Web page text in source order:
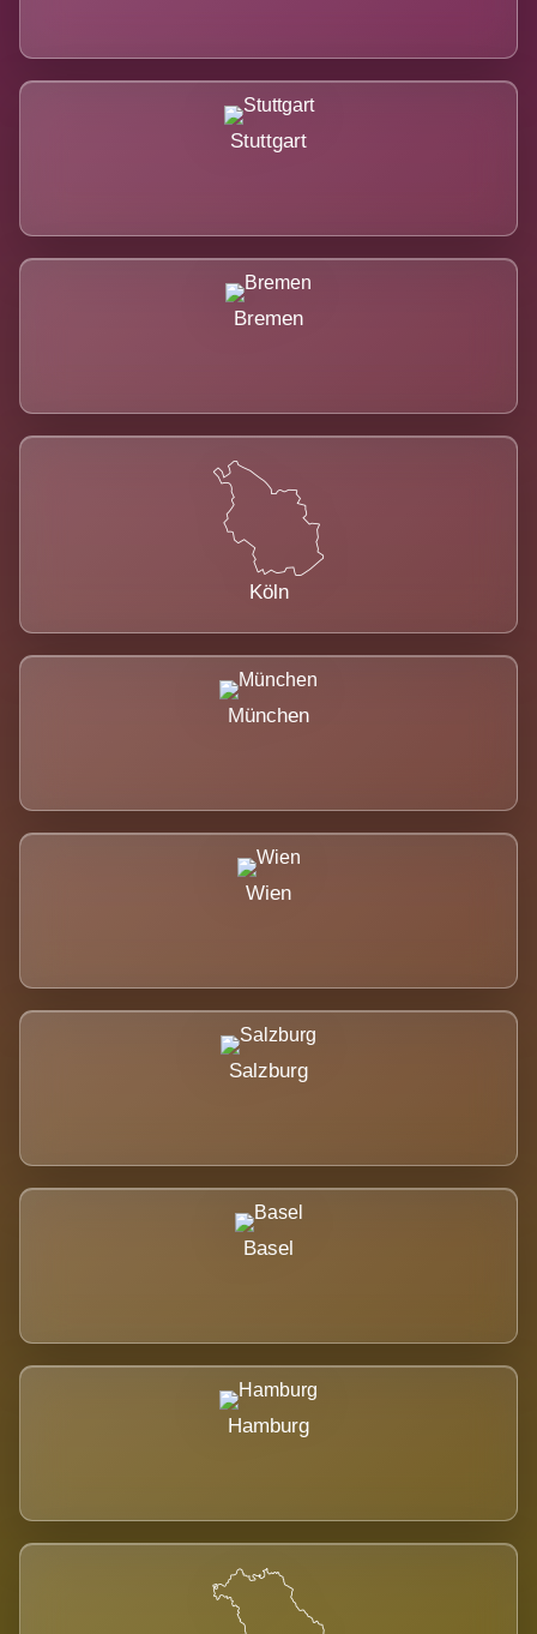
Stuttgart
Bremen
Köln
München
Wien
Salzburg
Basel
Hamburg